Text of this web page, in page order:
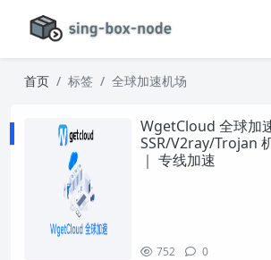
首页 标签 全球加速机场
WgetCloud 全球加
SSR/V2ray/Trojan
｜ 专线加速
752 0